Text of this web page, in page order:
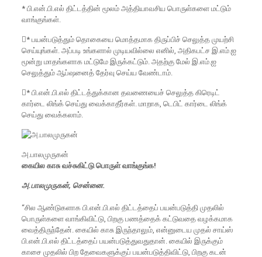
* பி.என்.பி.எல் திட்டத்தின் மூலம் அத்தியாவசிய பொருள்களை மட்டும்
வாங்குங்கள்.
* பயன்படுத்தும் தொகையை மொத்தமாக திருப்பிச் செலுத்த முயற்சி
செய்யுங்கள். அப்படி உங்களால் முடியவில்லை எனில், அதிகபட்ச இ.எம்.ஐ
மூன்று மாதங்களாக மட்டுமே இருக்கட்டும். அதற்கு மேல் இ.எம்.ஐ
செலுத்தும் ஆப்ஷனைத் தேர்வு செய்ய வேண்டாம்.
* பி.என்.பி.எல் திட்டத்துக்கான தவணையைச் செலுத்த கிரெடிட்
கார்டை லிங்க் செய்து வைக்காதீர்கள். மாறாக, டெபிட் கார்டை லிங்க்
செய்து வைக்கலாம்.
அ.பாலமுருகன்
கையில காசு வச்சுகிட்டு பொருள் வாங்குங்க!
அ.பாலமுருகன், சென்னை.
“சில ஆண்டுகளாக பி.என்.பி.எல் திட்டத்தைப் பயன்படுத்தி முதலில்
பொருள்களை வாங்கிவிட்டு, பிறகு பணத்தைக் கட்டுவதை வழக்கமாக
வைத்திருந்தேன். கையில் காசு இருந்தாலும், என்னுடைய முதல் சாய்ஸ்
பி.என்.பி.எல் திட்டத்தைப் பயன்படுத்துவதுதான். கையில் இருக்கும்
காசை முதலில் பிற தேவைகளுக்குப் பயன்படுத்திவிட்டு, பிறகு கடன்